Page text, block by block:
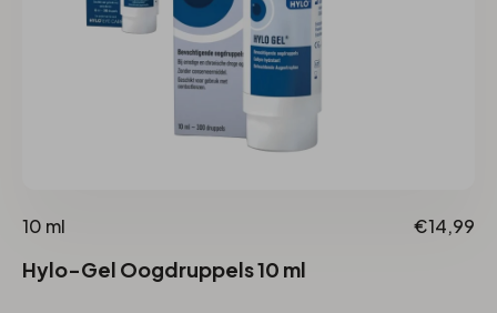
10 ml €14,99
Hylo-Gel Oogdruppels 10 ml